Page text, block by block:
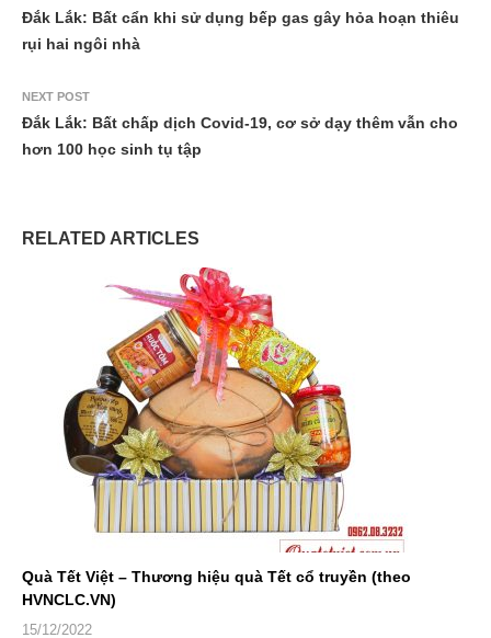
Đắk Lắk: Bất cẩn khi sử dụng bếp gas gây hỏa hoạn thiêu
rụi hai ngôi nhà
NEXT POST
Đắk Lắk: Bất chấp dịch Covid-19, cơ sở dạy thêm vẫn cho
hơn 100 học sinh tụ tập
RELATED ARTICLES
Quà Tết Việt – Thương hiệu quà Tết cổ truyền (theo
HVNCLC.VN)
15/12/2022